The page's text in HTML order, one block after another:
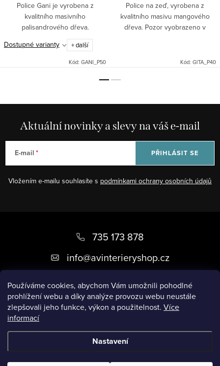
Používáme cookies, abychom Vám umožnili pohodlné
prohlížení webu a díky analýze provozu webu neustále
zlepšovali jeho funkce, výkon a použitelnost. Více
informací
Nastavení
Police Gani je vyrobena z
kvalitního masivního
palisandrového dřeva.
Dostupné varianty
+ další
Kód: GANI_P50
Police na zeď, vyrobena z
kvalitního masivu mangového
dřeva. Pozor vyobrazeno v
Kód: GITA_P40
Aktuální novinky a slevy na váš e-mail
E-mail
Vložením e-mailu souhlasíte s podmínkami ochrany osobních údajů
PŘIHLÁSIT SE
a
735 173 878
info@avinterieryshop.cz
Užitečné informace